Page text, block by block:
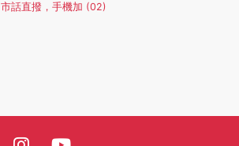
市話直撥，手機加 (02)